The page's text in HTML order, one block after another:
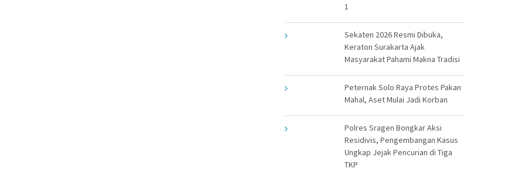
1
Sekaten 2026 Resmi Dibuka,
Keraton Surakarta Ajak
Masyarakat Pahami Makna Tradisi
Peternak Solo Raya Protes Pakan
Mahal, Aset Mulai Jadi Korban
Polres Sragen Bongkar Aksi
Residivis, Pengembangan Kasus
Ungkap Jejak Pencurian di Tiga
TKP